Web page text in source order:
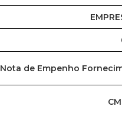
Nota de Empenho